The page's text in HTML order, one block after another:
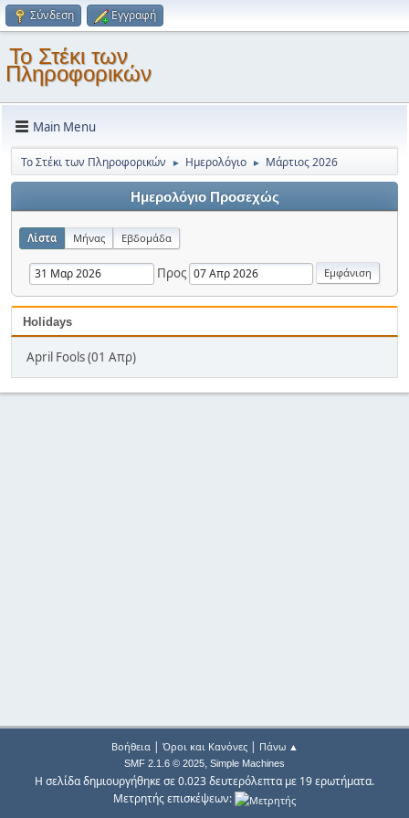
Σύνδεση Εγγραφή
Το Στέκι των
Πληροφορικών
Main Menu
Το Στέκι των Πληροφορικών ► Ημερολόγιο ► Μάρτιος 2026
Ημερολόγιο Προσεχώς
Λίστα Μήνας Εβδομάδα
Προς
Holidays
April Fools (01 Απρ)
Βοήθεια| Όροι και Κανόνες| Πάνω ▲
SMF 2.1.6 © 2025, Simple Machines
Η σελίδα δημιουργήθηκε σε 0.023 δευτερόλεπτα με 19 ερωτήματα.
Μετρητής επισκέψεων: